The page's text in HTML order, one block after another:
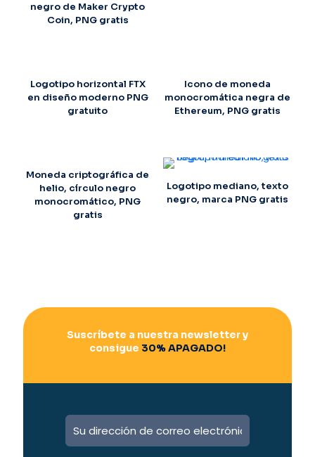
negro de Maker Crypto
Coin, PNG gratis
Logotipo horizontal FTX
en diseño moderno PNG
gratuito
Icono de moneda
monocromática negra de
Ethereum, PNG gratis
Moneda criptográfica de
helio, círculo negro
monocromático, PNG
gratis
Logotipo mediano, texto
negro, marca PNG gratis
Suscríbete a nuestra newsletter y
consigue 30% APAGADO!